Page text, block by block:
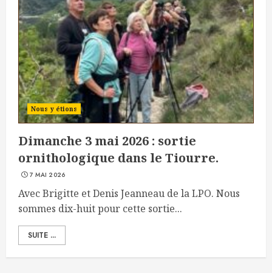
Nous y étions
Dimanche 3 mai 2026 : sortie
ornithologique dans le Tiourre.
7 MAI 2026
Avec Brigitte et Denis Jeanneau de la LPO. Nous
sommes dix-huit pour cette sortie...
SUITE ...